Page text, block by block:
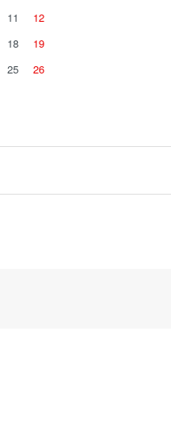
11
12
18
19
25
26